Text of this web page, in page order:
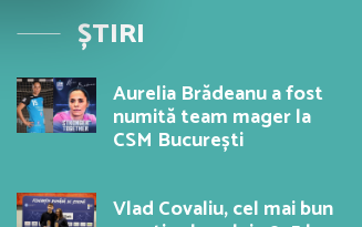
ȘTIRI
Aurelia Brădeanu a fost
numită team mager la
CSM București
Vlad Covaliu, cel mai bun